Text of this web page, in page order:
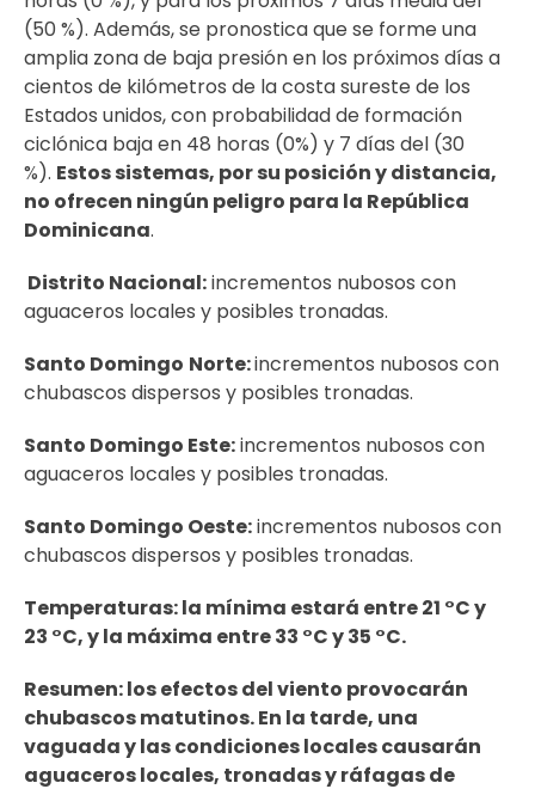
(50 %). Además, se pronostica que se forme una
amplia zona de baja presión en los próximos días a
cientos de kilómetros de la costa sureste de los
Estados unidos, con probabilidad de formación
ciclónica baja en 48 horas (0%) y 7 días del (30
%). Estos sistemas, por su posición y distancia,
no ofrecen ningún peligro para la República
Dominicana.
Distrito Nacional:incrementos nubosos con
aguaceros locales y posibles tronadas.
Santo Domingo Norte:incrementos nubosos con
chubascos dispersos y posibles tronadas.
Santo Domingo Este:incrementos nubosos con
aguaceros locales y posibles tronadas.
Santo Domingo Oeste:incrementos nubosos con
chubascos dispersos y posibles tronadas.
Temperaturas: la mínima estará entre 21 °C y
23 °C, y la máxima entre 33 °C y 35 °C.
Resumen: los efectos del viento provocarán
chubascos matutinos. En la tarde, una
vaguada y las condiciones locales causarán
aguaceros locales, tronadas y ráfagas de